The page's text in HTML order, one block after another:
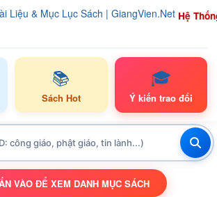
Hệ
📚
Sách Hot
🎓
Ý kiến trao đổi
TOGGLE NAVIGATION
VÀO ĐỂ XEM DANH MỤC SÁCH